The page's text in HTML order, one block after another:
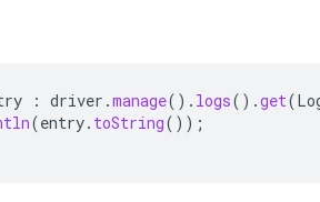
: driver .manage(). logs().get(
(entry. toString());